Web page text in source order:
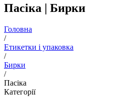
Пасіка | Бирки
Головна
/
Етикетки і упаковка
/
Бирки
/
Пасіка
Категорії